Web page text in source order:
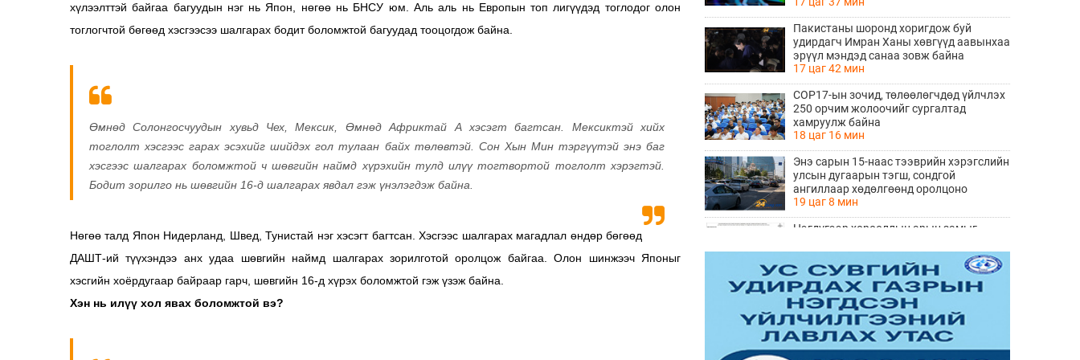
хүлээлттэй байгаа багуудын нэг нь Япон, нөгөө нь БНСУ юм. Аль аль нь Европын топ лигүүдэд тоглодог олон
тоглогчтой бөгөөд хэсгээсээ шалгарах бодит боломжтой багуудад тооцогдож байна.
Өмнөд Солонгосчуудын хувьд Чех, Мексик, Өмнөд Африктай А хэсэгт багтсан. Мексиктэй хийх
тоглолт хэсгээс гарах эсэхийг шийдэх гол тулаан байх төлөвтэй. Сон Хын Мин тэргүүтэй энэ баг
хэсгээс шалгарах боломжтой ч шөвгийн наймд хүрэхийн тулд илүү тогтвортой тоглолт хэрэгтэй.
Бодит зорилго нь шөвгийн 16-д шалгарах явдал гэж үнэлэгдэж байна.
Нөгөө талд Япон Нидерланд, Швед, Тунистай нэг хэсэгт багтсан. Хэсгээс шалгарах магадлал өндөр бөгөөд
ДАШТ-ий түүхэндээ анх удаа шөвгийн наймд шалгарах зорилготой оролцож байгаа. Олон шинжээч Японыг
хэсгийн хоёрдугаар байраар гарч, шөвгийн 16-д хүрэх боломжтой гэж үзэж байна.
Хэн нь илүү хол явах боломжтой вэ?
Пакистаны шоронд хоригдож буй
удирдагч Имран Ханы хөвгүүд аавынхаа
эрүүл мэндэд санаа зовж байна
17 цаг 42 мин
COP17-ын зочид, төлөөлөгчдөд үйлчлэх
250 орчим жолоочийг сургалтад
хамруулж байна
18 цаг 16 мин
Энэ сарын 15-наас тээврийн хэрэгслийн
улсын дугаарын тэгш, сондгой
ангиллаар хөдөлгөөнд оролцоно
19 цаг 8 мин
Нэгдүгээр хорооллын арын замыг
хааж, борооны ус зайлуулах шугамын
хөндлөн сэтэлгээ хийнэ
19 цаг 9 мин
“Туул усан цогцолбор” төслийн
нэгдүгээр шатны ТЭЗҮ-ийг
боловсруулах ажил 90 хувийн
гүйцэтгэлтэй байна
19 цаг 11 мин